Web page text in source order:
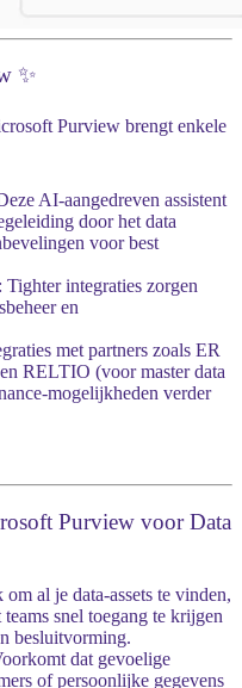
✨
Purview brengt enkele
AI-aangedreven assistent
door het data
voor best
: Tighter integraties zorgen
en
met partners zoals ER
RELTIO (voor master data
mogelijkheden verder
Purview voor Data
om al je data-assets te vinden,
snel toegang te krijgen
besluitvorming.
dat gevoelige
of persoonlijke gegevens